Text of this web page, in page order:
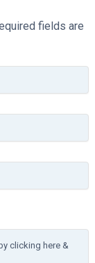
fields are